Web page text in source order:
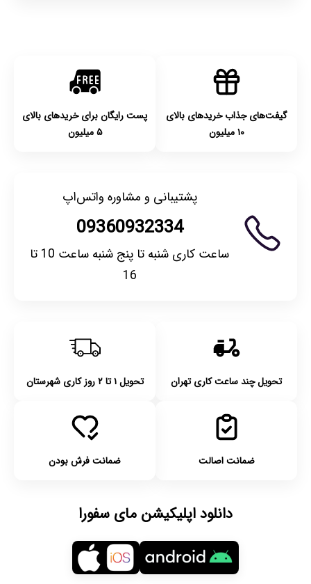
گیفت‌های جذاب خریدهای بالای
۱۰ میلیون
پست رایگان برای خریدهای بالای
۵ میلیون
پشتیبانی و مشاوره واتس‌اپ
09360932334
ساعت کاری شنبه تا پنج شنبه ساعت 10 تا
16
تحویل چند ساعت کاری تهران تحویل ۱ تا ۲ روز کاری شهرستان
ضمانت اصالت ضمانت فرش بودن
دانلود اپلیکیشن مای سفورا